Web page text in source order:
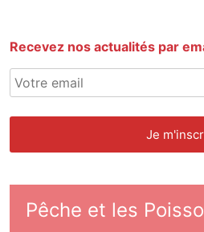
Recevez nos actualités par
Pêche et les